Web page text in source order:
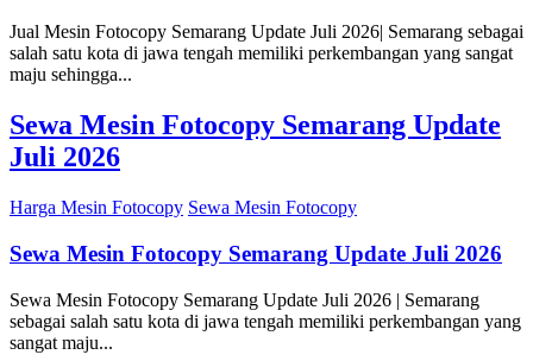
Jual Mesin Fotocopy Semarang Update Juli 2026| Semarang sebagai
salah satu kota di jawa tengah memiliki perkembangan yang sangat
maju sehingga...
Sewa Mesin Fotocopy Semarang Update
Juli 2026
Harga Mesin Fotocopy Sewa Mesin Fotocopy
Sewa Mesin Fotocopy Semarang Update Juli 2026
Sewa Mesin Fotocopy Semarang Update Juli 2026 | Semarang
sebagai salah satu kota di jawa tengah memiliki perkembangan yang
sangat maju...